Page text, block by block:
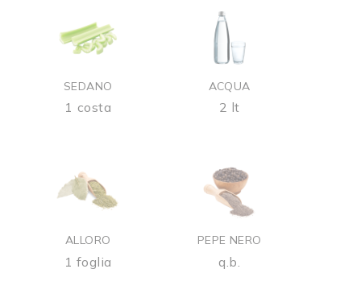
SEDANO
1 costa
ACQUA
2 lt
ALLORO
1 foglia
PEPE NERO
q.b.